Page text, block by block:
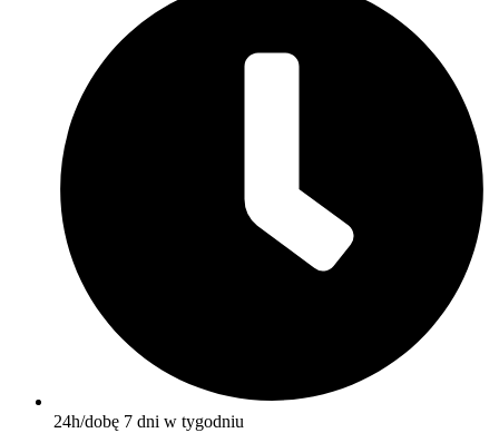
24h/dobę 7 dni w tygodniu